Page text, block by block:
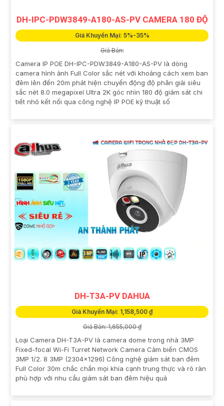
DH-IPC-PDW3849-A180-AS-PV CAMERA 180 ĐỘ
Giá Khuyến Mại: 5%-35%
Giá Bán:
Camera IP POE DH-IPC-PDW3849-A180-AS-PV là dòng
camera hình ảnh Full Color sắc nét với khoảng cách xem ban
đêm lên đến 20m phát hiện chuyển động độ phân giải siêu
sắc nét 8.0 megapixel Ultra 2K góc nhìn 180 độ giám sát chi
tiết nhỏ kết nối qua công nghệ IP POE kỹ thuật số
DH-T3A-PV DAHUA
Giá Khuyến Mại: 1,158,500 ₫
Giá Bán: 1,655,000 ₫
Loại Camera DH-T3A-PV là camera dome trong nhà 3MP
Fixed-focal Wi-Fi Turret Network Camera Cảm biến CMOS
3MP 1/2. 8 3MP (2304×1296) Công nghệ giám sát ban đêm
Full Color 30m chắc chắn mọi khía cạnh trung thực và rõ ràn
phù hợp với nhu cầu giám sát ban đêm hiệu quả